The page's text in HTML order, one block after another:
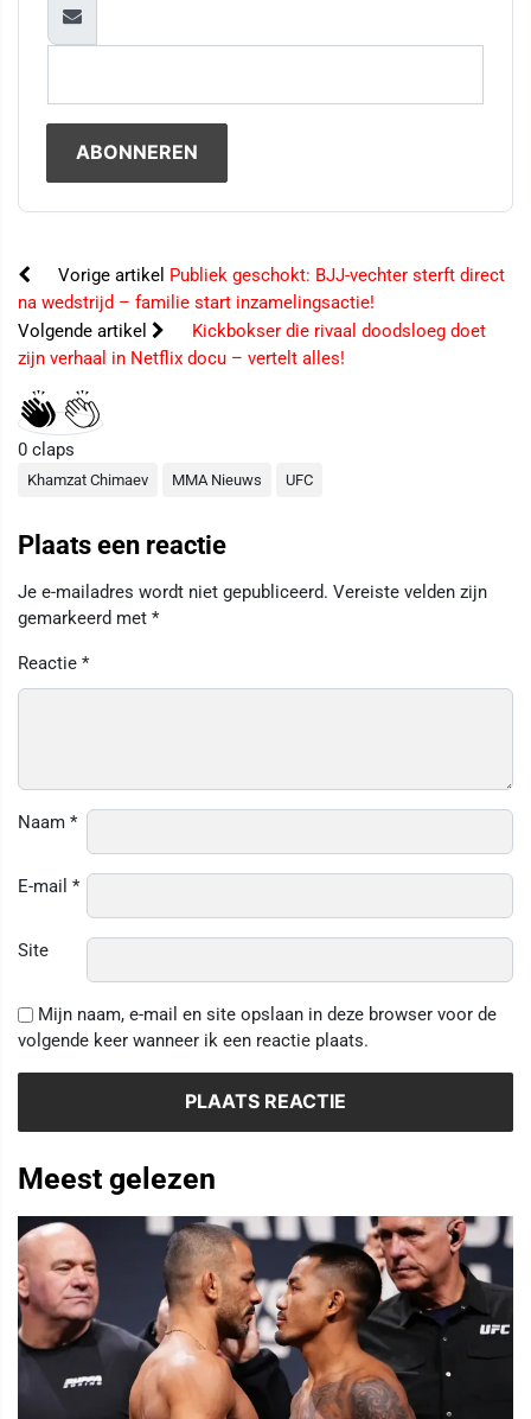
Vorige artikel Publiek geschokt: BJJ-vechter sterft direct
na wedstrijd – familie start inzamelingsactie!
Volgende artikel
Kickbokser die rivaal doodsloeg doet
zijn verhaal in Netflix docu – vertelt alles!
0 claps
Khamzat Chimaev MMA Nieuws UFC
Plaats een reactie
Je e-mailadres wordt niet gepubliceerd. Vereiste velden zijn
gemarkeerd met *
Reactie *
Naam *
E-mail *
Site
Mijn naam, e-mail en site opslaan in deze browser voor de
volgende keer wanneer ik een reactie plaats.
Meest gelezen